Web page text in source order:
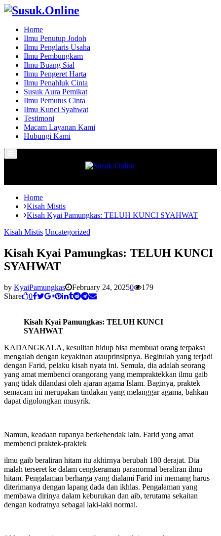
Home
Ilmu Penutup Jodoh
Ilmu Penglaris Usaha
Ilmu Pembungkam
Ilmu Buang Sial
Ilmu Pengeret Harta
Ilmu Penahluk Cinta
Susuk Aura Pemikat
Ilmu Pemutus Cinta
Ilmu Kunci Syahwat
Testimoni
Macam Layanan Kami
Hubungi Kami
Menu
Home
Kisah Mistis
Kisah Kyai Pamungkas: TELUH KUNCI SYAHWAT
Kisah Mistis Uncategorized
Kisah Kyai Pamungkas: TELUH KUNCI
SYAHWAT
by KyaiPamungkas February 24, 20250
179
Share
0
Kisah Kyai Pamungkas: TELUH KUNCI
SYAHWAT
KADANGKALA, kesulitan hidup bisa membuat orang terpaksa
mengalah dengan keyakinan atauprinsipnya. Begitulah yang terjadi
dengan Farid, pelaku kisah nyata ini. Semula, dia adalah seorang
yang amat membenci orangorang yang mempraktekkan ilmu gaib
yang tidak dilandasi oleh ajaran agama Islam. Baginya, praktek
semacam ini merupakan tindakan yang melanggar agama, bahkan
dapat digolongkan musyrik.
Namun, keadaan rupanya berkehendak lain. Farid yang amat
membenci praktek-praktek
ilmu gaib beraliran hitam itu akhirnya berubah 180 derajat. Dia
malah terseret ke dalam cengkeraman paranormal beraliran ilmu
hitam. Pengalaman berharga yang dialami Farid ini memang harus
diterimanya dengan lapang dada dan ikhlas. Pengalaman yang
membawa dirinya dalam keburukan dan aib, terutama sekaitan
dengan kodratnya sebagai laki-laki normal.